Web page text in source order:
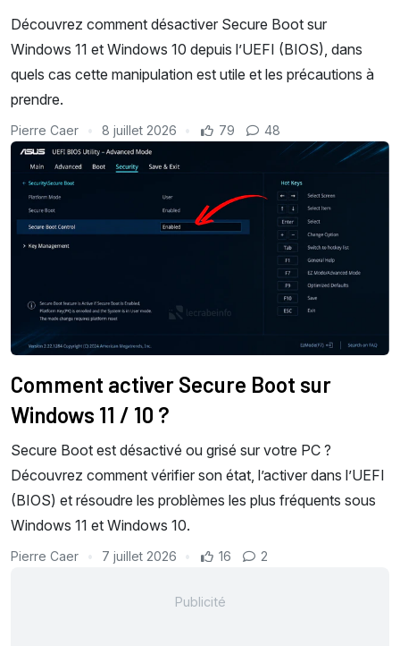
Découvrez comment désactiver Secure Boot sur
Windows 11 et Windows 10 depuis l’UEFI (BIOS), dans
quels cas cette manipulation est utile et les précautions à
prendre.
Pierre Caer 8 juillet 2026 79 48
Comment activer Secure Boot sur
Windows 11 / 10 ?
Secure Boot est désactivé ou grisé sur votre PC ?
Découvrez comment vérifier son état, l’activer dans l’UEFI
(BIOS) et résoudre les problèmes les plus fréquents sous
Windows 11 et Windows 10.
Pierre Caer 7 juillet 2026 16 2